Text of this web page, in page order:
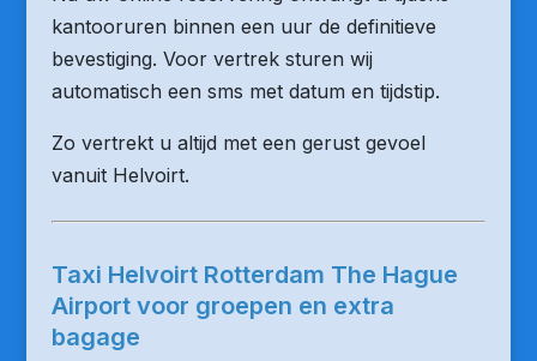
kantooruren binnen een uur de definitieve
bevestiging. Voor vertrek sturen wij
automatisch een sms met datum en tijdstip.
Zo vertrekt u altijd met een gerust gevoel
vanuit Helvoirt.
Taxi Helvoirt Rotterdam The Hague
Airport voor groepen en extra
bagage